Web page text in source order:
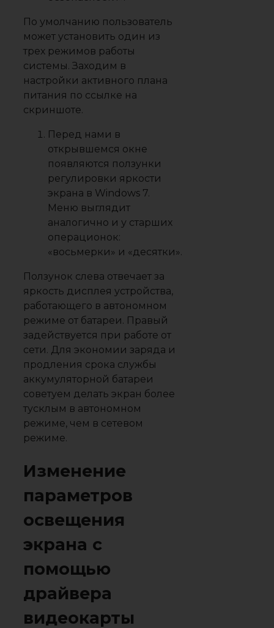
По умолчанию пользователь
может установить один из
трех режимов работы
системы. Заходим в
настройки активного плана
питания по ссылке на
скриншоте.
Перед нами в
открывшемся окне
появляются ползунки
регулировки яркости
экрана в Windows 7.
Меню выглядит
аналогично и у старших
операционок:
«восьмерки» и «десятки».
Ползунок слева отвечает за
яркость дисплея устройства,
работающего в автономном
режиме от батареи. Правый
задействуется при работе от
сети. Для экономии заряда и
продления срока службы
аккумуляторной батареи
советуем делать экран более
тусклым в автономном
режиме, чем в сетевом
режиме.
Изменение
параметров
освещения
экрана с
помощью
драйвера
видеокарты